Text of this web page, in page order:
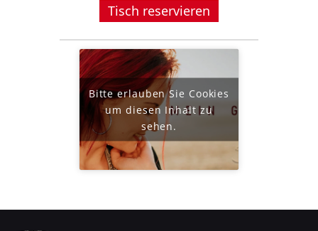
Tisch reservieren
Bitte erlauben Sie Cookies
um diesen Inhalt zu
sehen.